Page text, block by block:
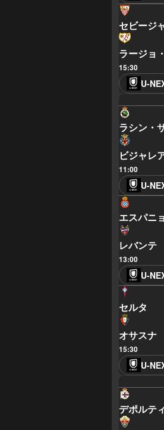
セビージ
ラージョ
15:30
U-
ラシン・
ビジャレ
11:00
U-
エスパニ
レバンテ
13:00
U-
セルタ
オサスナ
15:30
U-
デポルテ